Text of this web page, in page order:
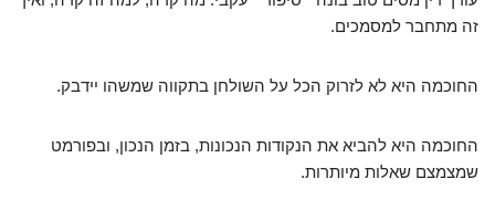
זה מתחבר למסמכים.
החוכמה היא לא לזרוק הכל על השולחן בתקווה שמשהו יידבק.
החוכמה היא להביא את הנקודות הנכונות, בזמן הנכון, ובפורמט
שמצמצם שאלות מיותרות.